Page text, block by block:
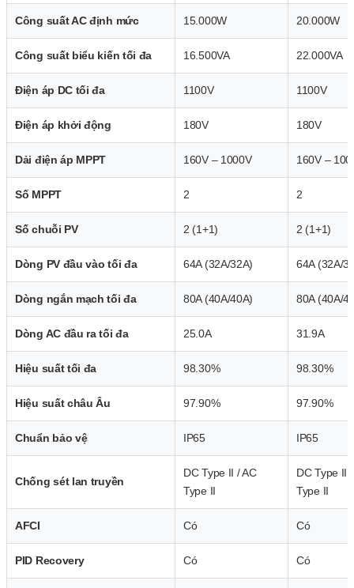
Công suất AC định mức 15.000W 20.000W
Công suất biểu kiến tối đa 16.500VA 22.000VA
Điện áp DC tối đa 1100V 1100V
Điện áp khởi động 180V 180V
Dải điện áp MPPT 160V – 1000V 160V –
Số MPPT 2 2
Số chuỗi PV 2 (1+1) 2 (1+1)
Dòng PV đầu vào tối đa 64A (32A/32A) 64A (32A/
Dòng ngắn mạch tối đa 80A (40A/40A) 80A (40A/
Dòng AC đầu ra tối đa 25.0A 31.9A
Hiệu suất tối đa 98.30% 98.30%
Hiệu suất châu Âu 97.90% 97.90%
Chuẩn bảo vệ IP65 IP65
Chống sét lan truyền
DC Type II / AC
Type II
DC Type II
Type II
AFCI Có Có
PID Recovery Có Có